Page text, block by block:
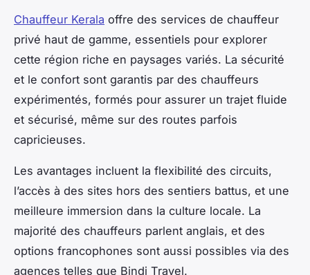
Chauffeur Kerala offre des services de chauffeur
privé haut de gamme, essentiels pour explorer
cette région riche en paysages variés. La sécurité
et le confort sont garantis par des chauffeurs
expérimentés, formés pour assurer un trajet fluide
et sécurisé, même sur des routes parfois
capricieuses.
Les avantages incluent la flexibilité des circuits,
l’accès à des sites hors des sentiers battus, et une
meilleure immersion dans la culture locale. La
majorité des chauffeurs parlent anglais, et des
options francophones sont aussi possibles via des
agences telles que Bindi Travel.